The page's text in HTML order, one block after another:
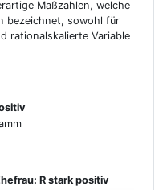
Maßzahlen, welche
bezeichnet, sowohl für
rationalskalierte Variable
R stark positiv